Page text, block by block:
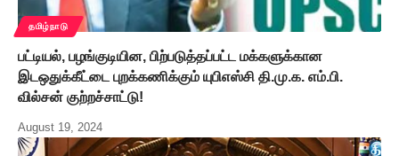
தமிழ்நாடு
பட்டியல், பழங்குடியின, பிற்படுத்தப்பட்ட மக்களுக்கான
இடஒதுக்கீட்டை புறக்கணிக்கும் யுபிஎஸ்சி தி.மு.க. எம்.பி.
வில்சன் குற்றச்சாட்டு!
August 19, 2024